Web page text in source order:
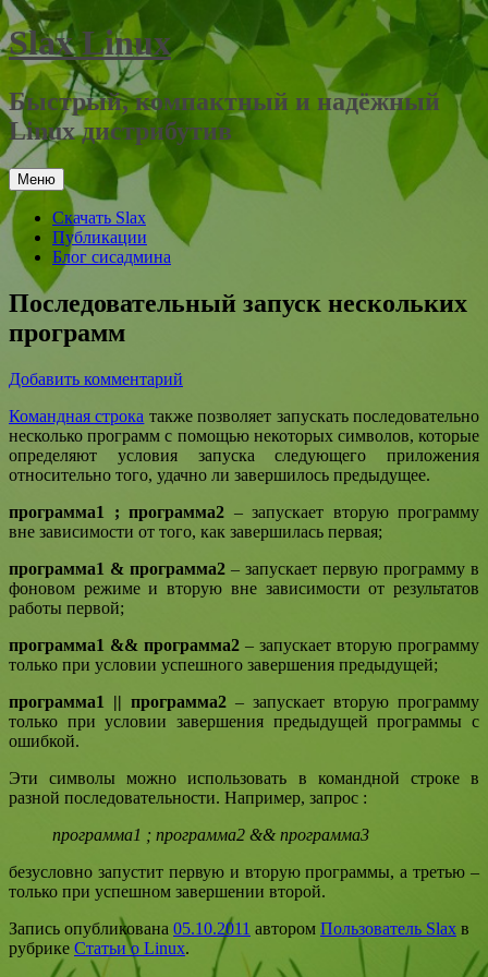
Перейти
к
содержимому
Slax Linux
Быстрый, компактный и надёжный
Linux дистрибутив
Меню
Скачать Slax
Публикации
Блог сисадмина
Последовательный запуск нескольких
программ
Добавить комментарий
Командная строка также позволяет запускать последовательно
несколько программ с помощью некоторых символов, которые
определяют условия запуска следующего приложения
относительно того, удачно ли завершилось предыдущее.
программа1 ; программа2 – запускает вторую программу
вне зависимости от того, как завершилась первая;
программа1 & программа2 – запускает первую программу в
фоновом режиме и вторую вне зависимости от результатов
работы первой;
программа1 && программа2 – запускает вторую программу
только при условии успешного завершения предыдущей;
программа1 || программа2 – запускает вторую программу
только при условии завершения предыдущей программы с
ошибкой.
Эти символы можно использовать в командной строке в
разной последовательности. Например, запрос :
программа1 ; программа2 && программа3
безусловно запустит первую и вторую программы, а третью –
только при успешном завершении второй.
Запись опубликована 05.10.2011 автором Пользователь Slax в
рубрике Статьи о Linux.